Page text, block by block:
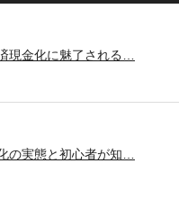
現金化に魅了される…
の実態と初心者が知…